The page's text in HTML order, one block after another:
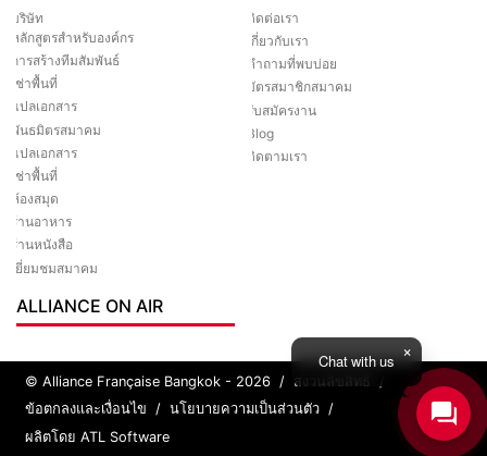
บริษัท
หลักสูตรสำหรับองค์กร
การสร้างทีมสัมพันธ์
เช่าพื้นที่
แปลเอกสาร
พันธมิตรสมาคม
แปลเอกสาร
เช่าพื้นที่
ห้องสมุด
ร้านอาหาร
ร้านหนังสือ
เยี่ยมชมสมาคม
ติดต่อเรา
เกี่ยวกับเรา
คำถามที่พบบ่อย
บัตรสมาชิกสมาคม
รับสมัครงาน
Blog
ติดตามเรา
ALLIANCE ON AIR
© Alliance Française Bangkok - 2026 / สงวนลิขสิทธิ์
/
ข้อตกลงและเงื่อนไข / นโยบายความเป็นส่วนตัว /
ผลิตโดย ATL Software
Chat with us